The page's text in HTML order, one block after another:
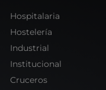
Hospitalaria
Hostelería
Industrial
Institucional
Cruceros